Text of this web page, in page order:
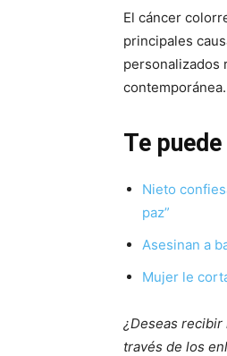
El cáncer
principales
personalizados
contemporánea.
Te
Nieto
paz”
Asesinan a
Mujer le
¿Deseas recibir
través de los